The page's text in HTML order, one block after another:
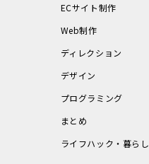
ECサイト制作
Web制作
ディレクション
デザイン
プログラミング
まとめ
ライフハック・暮らし